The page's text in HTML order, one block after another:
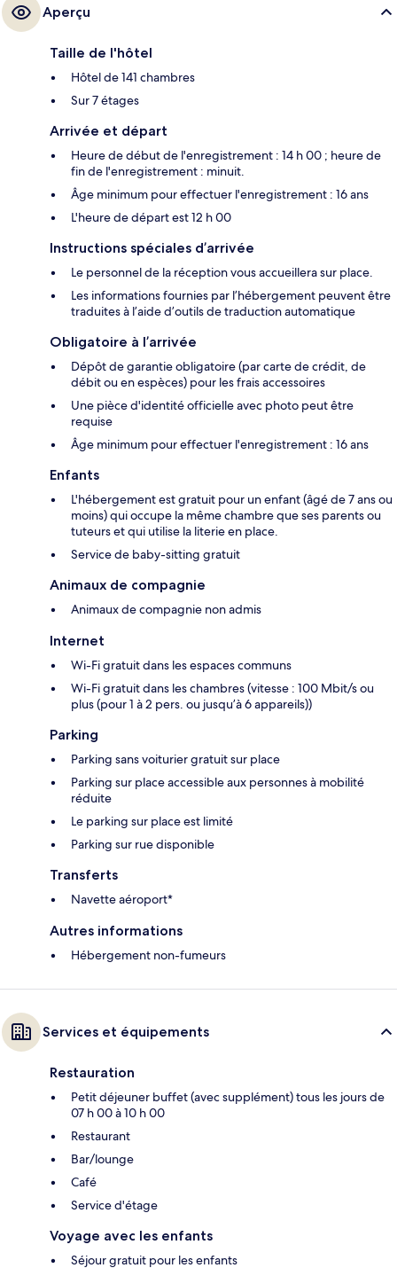
Aperçu
Taille de l'hôtel
Hôtel de 141 chambres
Sur 7 étages
Arrivée et départ
Heure de début de l'enregistrement : 14 h 00 ; heure de
fin de l'enregistrement : minuit.
Âge minimum pour effectuer l'enregistrement : 16 ans
L'heure de départ est 12 h 00
Instructions spéciales d’arrivée
Le personnel de la réception vous accueillera sur place.
Les informations fournies par l’hébergement peuvent être
traduites à l’aide d’outils de traduction automatique
Obligatoire à l’arrivée
Dépôt de garantie obligatoire (par carte de crédit, de
débit ou en espèces) pour les frais accessoires
Une pièce d'identité officielle avec photo peut être
requise
Âge minimum pour effectuer l'enregistrement : 16 ans
Enfants
L'hébergement est gratuit pour un enfant (âgé de 7 ans ou
moins) qui occupe la même chambre que ses parents ou
tuteurs et qui utilise la literie en place.
Service de baby-sitting gratuit
Animaux de compagnie
Animaux de compagnie non admis
Internet
Wi-Fi gratuit dans les espaces communs
Wi-Fi gratuit dans les chambres (vitesse : 100 Mbit/s ou
plus (pour 1 à 2 pers. ou jusqu’à 6 appareils))
Parking
Parking sans voiturier gratuit sur place
Parking sur place accessible aux personnes à mobilité
réduite
Le parking sur place est limité
Parking sur rue disponible
Transferts
Navette aéroport*
Autres informations
Hébergement non-fumeurs
Services et équipements
Restauration
Petit déjeuner buffet (avec supplément) tous les jours de
07 h 00 à 10 h 00
Restaurant
Bar/lounge
Café
Service d'étage
Voyage avec les enfants
Séjour gratuit pour les enfants